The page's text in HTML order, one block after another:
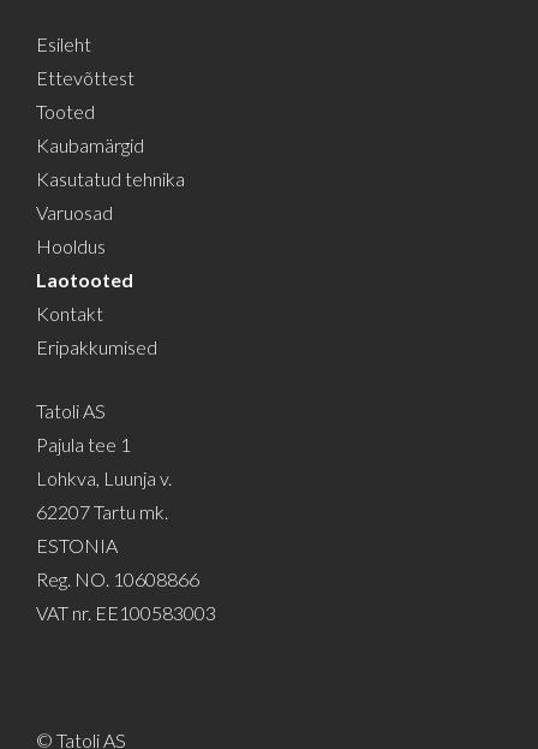
Esileht
Ettevõttest
Tooted
Kaubamärgid
Kasutatud tehnika
Varuosad
Hooldus
Laotooted
Kontakt
Eripakkumised
Tatoli AS
Pajula tee 1
Lohkva, Luunja v.
62207 Tartu mk.
ESTONIA
Reg. NO. 10608866
VAT nr. EE100583003
© Tatoli AS